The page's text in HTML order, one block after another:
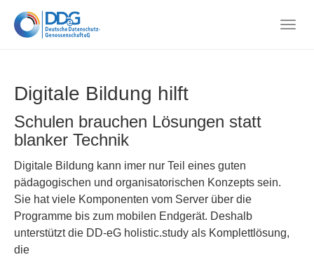
main
Digitale Bildung hilft
Schulen brauchen Lösungen statt
blanker Technik
Digitale Bildung kann imer nur Teil eines guten
pädagogischen und organisatorischen Konzepts sein.
Sie hat viele Komponenten vom Server über die
Programme bis zum mobilen Endgerät. Deshalb
unterstützt die DD-eG holistic.study als Komplettlösung,
die